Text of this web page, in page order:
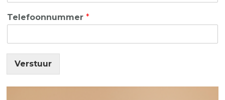
Telefoonnummer*
Verstuur